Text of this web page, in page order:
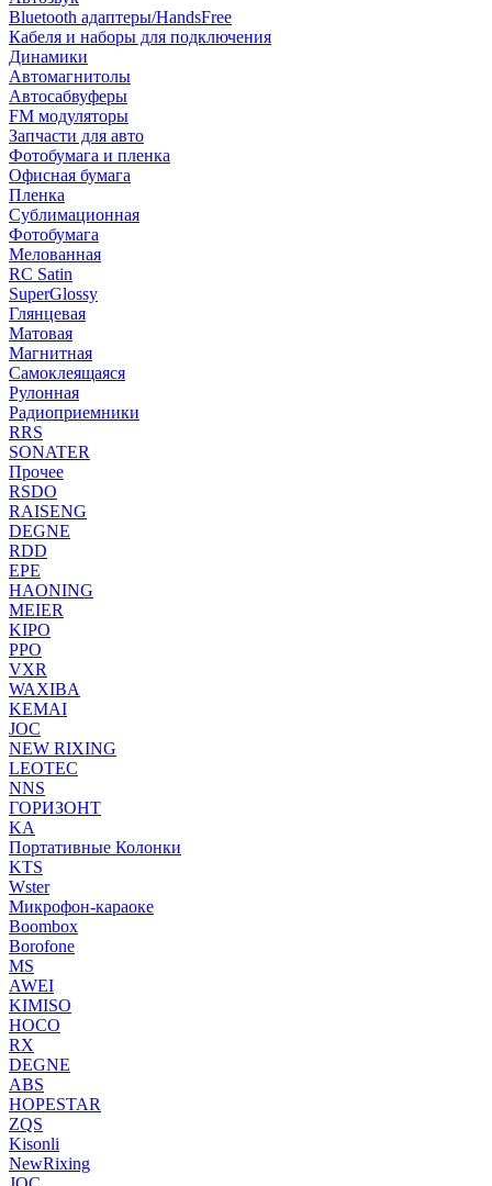
Bluetooth адаптеры/HandsFree
Кабеля и наборы для подключения
Динамики
Автомагнитолы
Автосабвуферы
FM модуляторы
Запчасти для авто
Фотобумага и пленка
Офисная бумага
Пленка
Сублимационная
Фотобумага
Мелованная
RC Satin
SuperGlossy
Глянцевая
Матовая
Магнитная
Самоклеящаяся
Рулонная
Радиоприемники
RRS
SONATER
Прочее
RSDO
RAISENG
DEGNE
RDD
EPE
HAONING
MEIER
KIPO
PPO
VXR
WAXIBA
KEMAI
JOC
NEW RIXING
LEOTEC
NNS
ГОРИЗОНТ
KA
Портативные Колонки
KTS
Wster
Микрофон-караоке
Boombox
Borofone
MS
AWEI
KIMISO
HOCO
RX
DEGNE
ABS
HOPESTAR
ZQS
Kisonli
NewRixing